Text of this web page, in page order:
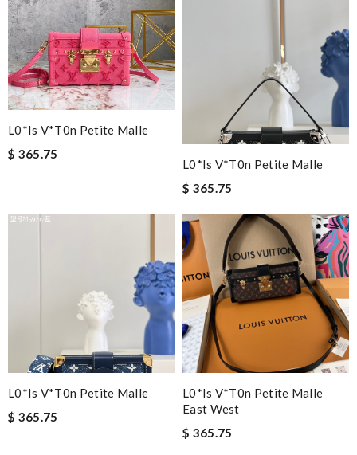
L0*is V*t0n Petite Malle
$ 365.75
L0*is V*t0n Petite Malle
$ 365.75
L0*is V*t0n Petite Malle
$ 365.75
L0*is V*t0n Petite Malle
East West
$ 365.75